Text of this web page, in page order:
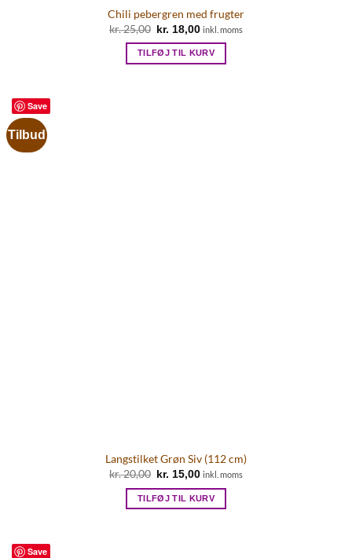
Chili pebergren med frugter
kr.25,00 Den
oprindelige
pris
var:
kr. 25,00.
kr. 18,00Den
pris
er:
kr. 18,00.
inkl. moms
TILFØJ TIL KURV
Save
Tilbud
Langstilket Grøn Siv (112 cm)
kr.20,00 Den
oprindelige
pris
var:
kr. 15,00Den
pris
er:
inkl. moms
TILFØJ TIL KURV
Save